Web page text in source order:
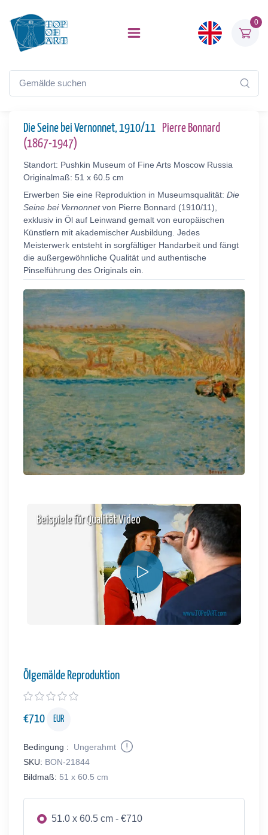
0
Die Seine bei Vernonnet, 1910/11
Pierre Bonnard
(1867-1947)
Standort: Pushkin Museum of Fine Arts Moscow Russia
Originalmaß: 51 x 60.5 cm
Erwerben Sie eine Reproduktion in Museumsqualität: Die
Seine bei Vernonnetvon Pierre Bonnard (1910/11),
exklusiv in Öl auf Leinwand gemalt von europäischen
Künstlern mit akademischer Ausbildung. Jedes
Meisterwerk entsteht in sorgfältiger Handarbeit und fängt
die außergewöhnliche Qualität und authentische
Pinselführung des Originals ein.
Beispiele für Qualität Video
Ölgemälde Reproduktion
€710 EUR
Bedingung :
Ungerahmt
SKU: BON-21844
Bildmaß: 51 x 60.5 cm
51.0 x 60.5 cm - €710